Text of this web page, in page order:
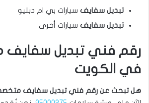
تبديل سفايف سيارات بي ام دبليو
تبديل سفايف سيارات أخرى
رقم فني تبديل
في الكويت
هل تبحث عن رقم فني تبديل سفايف